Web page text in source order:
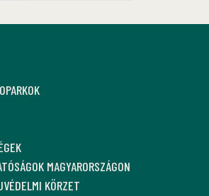
MAGYARORSZÁGON
KÖRZET